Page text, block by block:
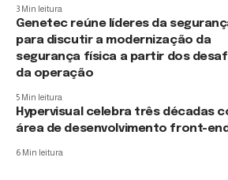
3 Min leitura
Genetec reúne líderes da
para discutir a modernização da
segurança física a partir dos
da operação
5 Min leitura
Hypervisual celebra três décadas
área de desenvolvimento front-end
6 Min leitura